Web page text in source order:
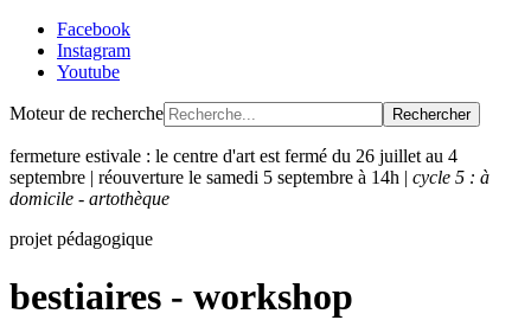
Facebook
Instagram
Youtube
Moteur de recherche Rechercher
fermeture estivale : le centre d'art est fermé du 26 juillet au 4
septembre | réouverture le samedi 5 septembre à 14h | cycle 5 : à
domicile - artothèque
projet pédagogique
bestiaires - workshop